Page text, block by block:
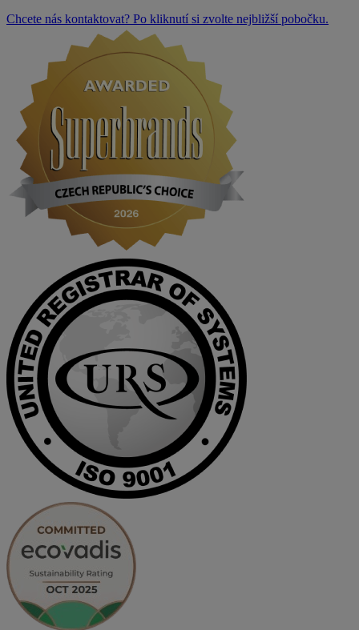
Chcete nás kontaktovat? Po kliknutí si zvolte nejbližší pobočku.